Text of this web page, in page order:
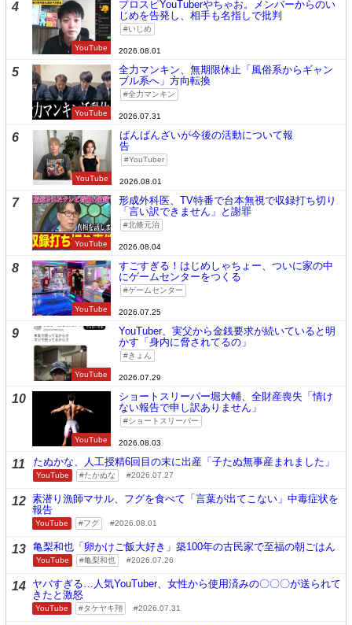
4
YouTube
プロスピYouTuberやちゃお。メンバーからのい
じめを告発し、相手も名指しで批判
いじめ
2026.08.01
5
YouTube
全力マンキン、無期限休止「風俗系からギャン
ブル系へ」方向転換
全力マンキン
2026.07.31
6
YouTube
ばんばんざいが今後の活動について報
告
YouTuber
2026.08.01
7
YouTube
形成外科医、TV特番で台本無視で収録打ち切り
「言い訳できません」と謝罪
北條元治
2026.08.04
8
YouTube
すごすぎる！はじめしゃちょー、ついに家の中
にゲームセンターをつくる
ゲームセンター
2026.07.25
9
YouTube
YouTuber、実父から金銭要求が続いていると明
かす「身内に脅されてるの」
きょん
2026.07.29
10
YouTube
ショートスリーパー堀大輔、全財産喪失「情け
ない報告で申し訳ありません」
ショートスリーパー
2026.08.03
11 たぬかな、人工授精6回目の末に出産「子たぬ無事産まれました」
YouTube たかぬな 2026.07.27
12 素潜り漁師マサル、フグを食べて「言葉が出てこない」中毒症状を
報告
YouTube フグ 2026.08.01
13 亀梨和也「卵かけご飯大好き」築100年の古民家で至福の朝ごはん
YouTube 亀梨和也 2026.07.26
14 ヤバすぎる…人気YouTuber、女性から使用済みの〇〇〇が送られて
きたと激怒
YouTube タケヤキ翔 2026.07.31